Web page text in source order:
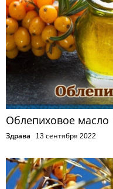
Облепиховое масло
Здрава 13 сентября 2022